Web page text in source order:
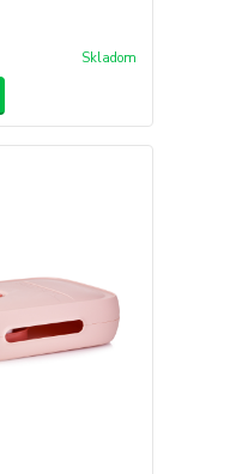
Skladom